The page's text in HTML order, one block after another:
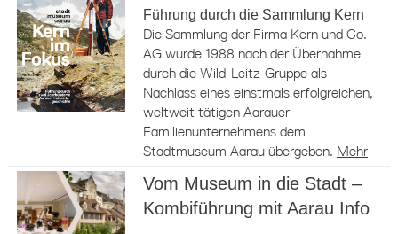
Führung durch die Sammlung Kern
Die Sammlung der Firma Kern und Co.
AG wurde 1988 nach der Übernahme
durch die Wild-Leitz-Gruppe als
Nachlass eines einstmals erfolgreichen,
weltweit tätigen Aarauer
Familienunternehmens dem
Stadtmuseum Aarau übergeben. Mehr
Vom Museum in die Stadt –
Kombiführung mit Aarau Info